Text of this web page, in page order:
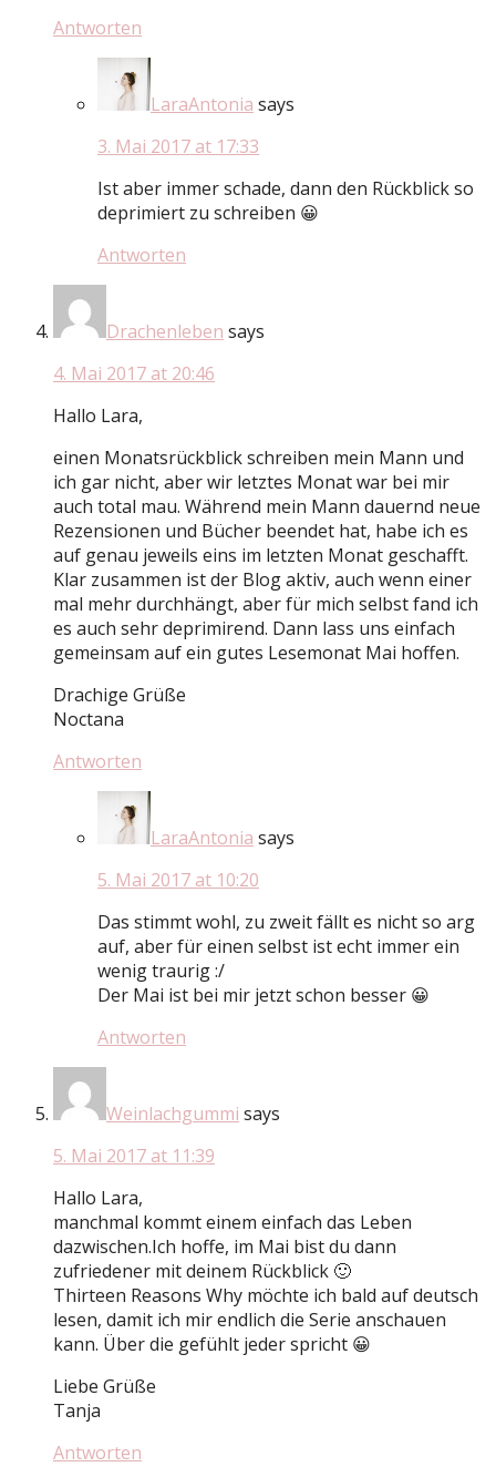
Antworten
LaraAntonia says
3. Mai 2017 at 17:33
Ist aber immer schade, dann den Rückblick so
deprimiert zu schreiben 😀
Antworten
Drachenleben says
4. Mai 2017 at 20:46
Hallo Lara,
einen Monatsrückblick schreiben mein Mann und
ich gar nicht, aber wir letztes Monat war bei mir
auch total mau. Während mein Mann dauernd neue
Rezensionen und Bücher beendet hat, habe ich es
auf genau jeweils eins im letzten Monat geschafft.
Klar zusammen ist der Blog aktiv, auch wenn einer
mal mehr durchhängt, aber für mich selbst fand ich
es auch sehr deprimirend. Dann lass uns einfach
gemeinsam auf ein gutes Lesemonat Mai hoffen.
Drachige Grüße
Noctana
Antworten
LaraAntonia says
5. Mai 2017 at 10:20
Das stimmt wohl, zu zweit fällt es nicht so arg
auf, aber für einen selbst ist echt immer ein
wenig traurig :/
Der Mai ist bei mir jetzt schon besser 😀
Antworten
Weinlachgummi says
5. Mai 2017 at 11:39
Hallo Lara,
manchmal kommt einem einfach das Leben
dazwischen.Ich hoffe, im Mai bist du dann
zufriedener mit deinem Rückblick 🙂
Thirteen Reasons Why möchte ich bald auf deutsch
lesen, damit ich mir endlich die Serie anschauen
kann. Über die gefühlt jeder spricht 😀
Liebe Grüße
Tanja
Antworten